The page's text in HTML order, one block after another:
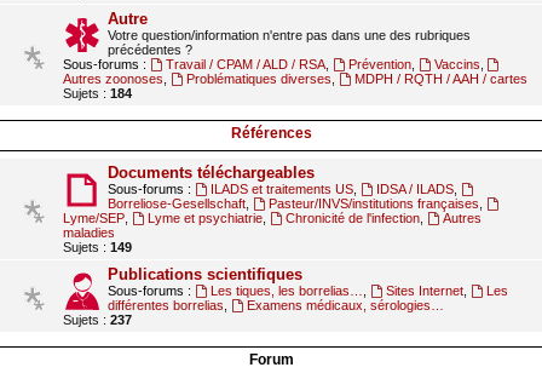
Autre
Votre question/information n'entre pas dans une des rubriques
précédentes ?
Sous-forums :
Travail / CPAM / ALD / RSA, Prévention, Vaccins
Autres zoonoses
Problématiques diverses
MDPH / RQTH / AAH / cartes
Sujets : 184
Références
Documents téléchargeables
Sous-forums : ILADS et traitements US, IDSA / ILADS,
Borreliose-Gesellschaft
Pasteur/INVS/institutions françaises
Lyme/SEP
Lyme et psychiatrie, Chronicité de l'infection,
Autres
maladies
Sujets : 149
Publications scientifiques
Sous-forums : Les tiques, les borrelias… Sites Internet,
Les
différentes borrelias
Examens médicaux, sérologies…
Sujets : 237
Forum